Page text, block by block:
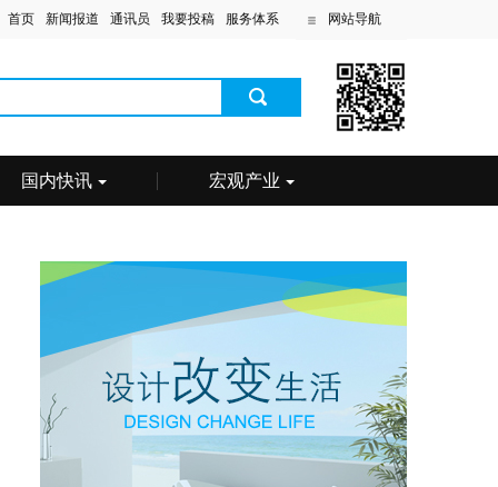
首页 新闻报道 通讯员 我要投稿 服务体系 网站导航
国内快讯 宏观产业